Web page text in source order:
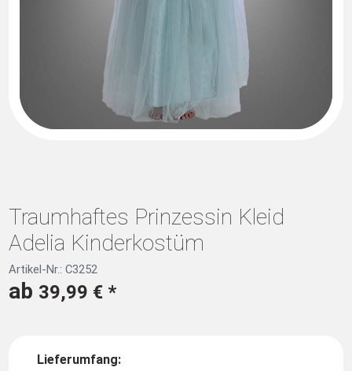
Traumhaftes Prinzessin Kleid
Adelia Kinderkostüm
Artikel-Nr.: C3252
ab 39,99 € *
Lieferumfang: